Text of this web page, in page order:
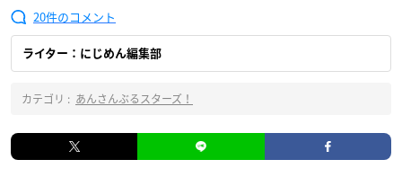
20
ライター：にじめん編集部
カテゴリ : あんさんぶるスターズ！